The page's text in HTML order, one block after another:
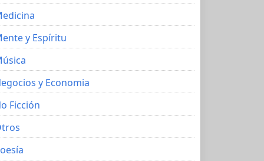
y Espíritu
y Economia
Ficción